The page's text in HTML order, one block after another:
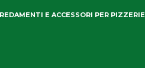
E ACCESSORI PER PIZZERIE